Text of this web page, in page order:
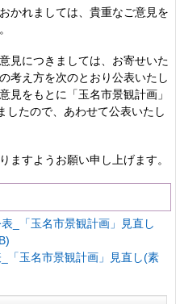
かれましては、貴重なご意見を
見につきましては、お寄せいた
考え方を次のとおり公表いたし
見をもとに「玉名市景観計画」
したので、あわせて公表いたし
ますようお願い申し上げます。
_「玉名市景観計画」見直し
「玉名市景観計画」見直し(素